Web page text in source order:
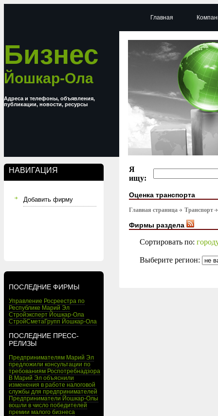
Бизнес
Йошкар-Ола
Адреса и телефоны, объявления,
публикации, новости, ресурсы
НАВИГАЦИЯ
Добавить фирму
ПОСЛЕДНИЕ ФИРМЫ
Управление Росреестра по
Республике Марий Эл
Стройэксперт Йошкар-Ола
СтройСметаГрупп Йошкар-Ола
ПОСЛЕДНИЕ ПРЕСС-
РЕЛИЗЫ
Предпринимателям Марий Эл
предложили консультации по
требованиям Роспотребнадзора
В Марий Эл объяснили
изменения в работе налоговой
службы для предпринимателей
Предприниматели Йошкар-Олы
вошли в число победителей
премии малого бизнеса
Главная
Я
ищу:
Оценка транспорта
Главная страница Транспорт
Фирмы раздела
Сортировать по:
Выберите регион: